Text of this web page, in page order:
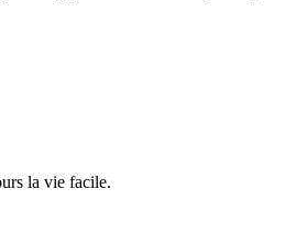
la vie facile.